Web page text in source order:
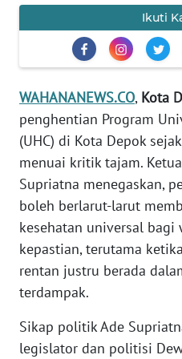
Ikuti
WAHANANEWS.CO, Kota
penghentian Program
(UHC) di Kota Depok
menuai kritik tajam.
Supriatna menegaskan,
boleh berlarut-larut
kesehatan universal bagi
kepastian, terutama
rentan justru berada
terdampak.
Sikap politik Ade
legislator dan politisi
BERITA
KONTAK
KAMI
INFO
IKLAN
TENTANG
KAMI
MEDIA
SIBER